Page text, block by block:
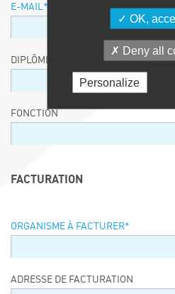
E-MAIL *
DIPLÔME / EQUIVALENCE / NIVEAU
FONCTION
FACTURATION
ORGANISME À FACTURER*
ADRESSE DE FACTURATION
OK,
Deny all
Personalize